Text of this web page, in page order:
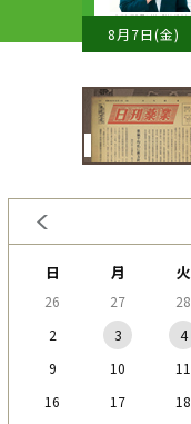
8月7日(金)
日 月 火
26 27 28
2
3 4
9
10 11
16
17 18